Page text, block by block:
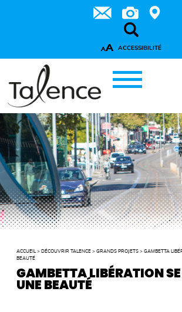
AA ACCESSIBILITÉ
ACCUEIL > DÉCOUVRIR TALENCE >GRANDS PROJETS >GAMBETTA
BEAUTÉ
GAMBETTA LIBÉRATION
UNE BEAUTÉ